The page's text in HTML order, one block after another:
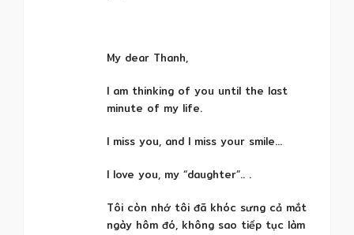
My dear Thanh,
I am thinking of you until the last
minute of my life.
I miss you, and I miss your smile…
I love you, my “daughter”.. .
Tôi còn nhớ tôi đã khóc sưng cả mắt
ngày hôm đó, không sao tiếp tục làm